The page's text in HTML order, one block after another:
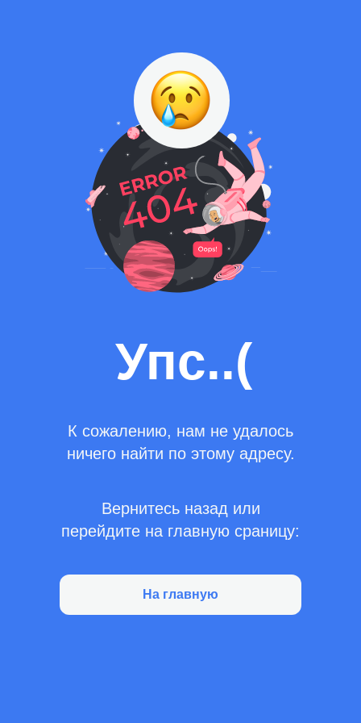
Упс..(
К сожалению, нам не удалось
ничего найти по этому адресу.
Вернитесь назад или
перейдите на главную сраницу:
На главную